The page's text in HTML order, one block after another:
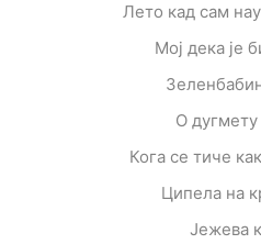
Лето кад сам
Мој дека је
О
Кога се тиче
Ципела на
Јежева